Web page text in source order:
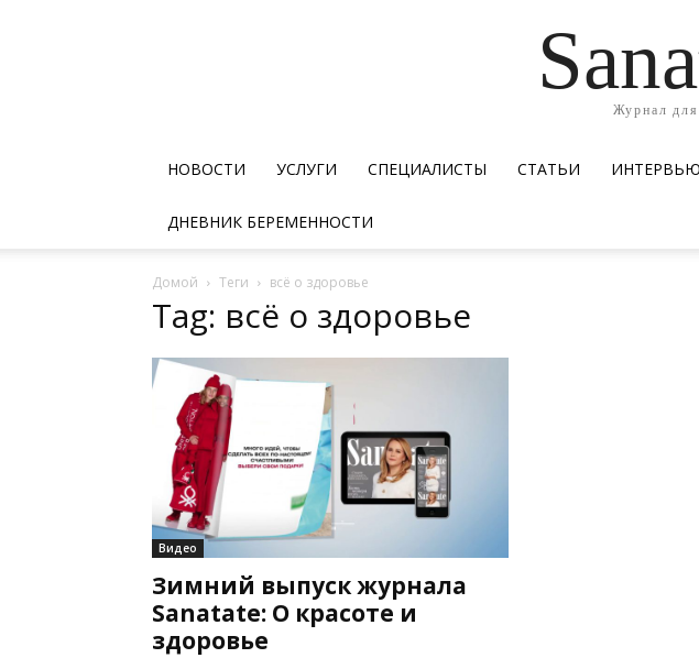
Журнал
НОВОСТИ УСЛУГИ СПЕЦИАЛИСТЫ СТАТЬИ ИНТЕРВЬЮ
ДНЕВНИК БЕРЕМЕННОСТИ
Домой Теги всё о здоровье
Tag: всё о здоровье
Видео
Зимний выпуск журнала
Sanatate: О красоте и
здоровье